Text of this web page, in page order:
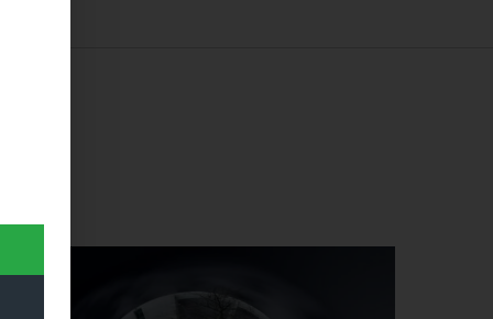
Dieses Produkt weist mehrere Varianten auf. Die Optionen können auf der Produktseite gewählt werden